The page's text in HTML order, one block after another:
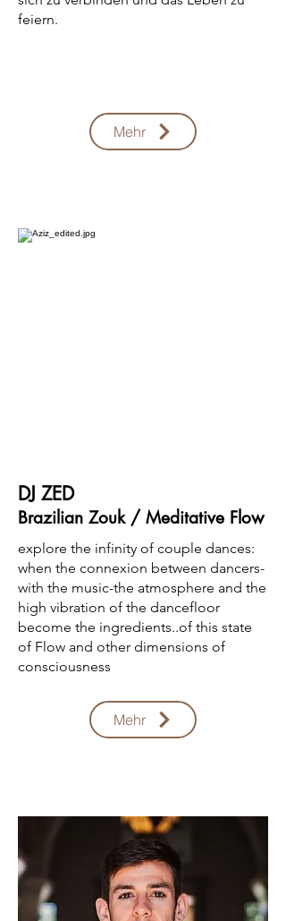
feiern.
Mehr
DJ ZED
Brazilian Zouk / Meditative Flow
explore the infinity of couple dances:
when the connexion between dancers-
with the music-the atmosphere and the
high vibration of the dancefloor
become the ingredients..of this state
of Flow and other dimensions of
consciousness
Mehr